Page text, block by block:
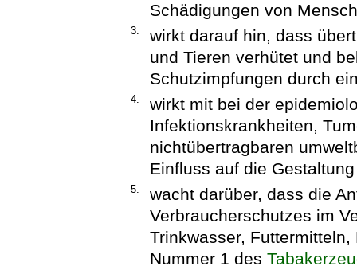
Schädigungen von
3.
wirkt darauf hin, dass
und Tieren verhütet und
Schutzimpfungen durch
4.
wirkt mit bei der
Infektionskrankheiten,
nichtübertragbaren
Einfluss auf die
5.
wacht darüber, dass die
Verbraucherschutzes im
Trinkwasser,
Nummer 1 des